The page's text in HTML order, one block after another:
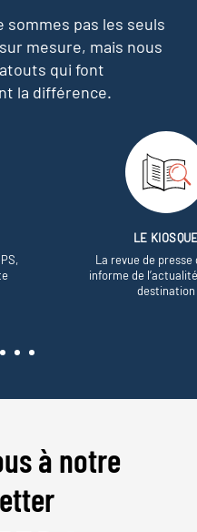
sommes pas les seuls
mesure, mais nous
qui font
la différence.
LE
La revue de presse
informe de
destination
à notre